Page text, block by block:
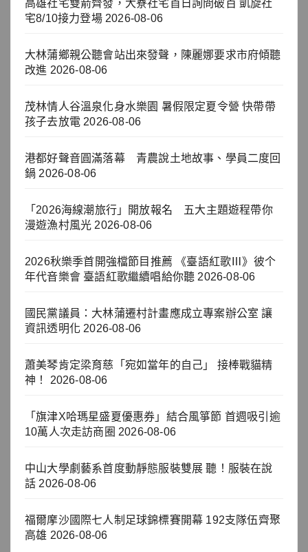
高雄社宅雙箭齊發，大寮社宅首日詢問破百 凱旋社
宅8/10接力登場 2026-08-06
大林蒲鄉親公聽會站出來發聲，陳麗娜要求市府傾聽
改進 2026-08-06
茂林情人谷溫泉化身水樂園 暑假限定夏令營 快帶帶
孩子去放電 2026-08-06
港都好聲音圓滿落幕 青農說土地故事、學員二度回
鍋 2026-08-06
「2026海線潮旅行」開放報名 五大主題遊程帶你
漫遊漁村風光 2026-08-06
2026秋樂季首開強檔節目推薦 《臺語紅歌Ⅲ》彼个
年代音樂會 臺語紅歌繼續唱給你聽 2026-08-06
國民黨議員：大林蒲遷村計畫應成立專案辦公室 讓
資訊透明化 2026-08-06
蕭美琴肯定梁育慈「宛如當年的自己」 接棒戰貓精
神！
2026-08-06
「旗津X哈瑪星盛夏優惠券」結合風箏節 首週吸引逾
10萬人次走訪商圈 2026-08-06
中山大學劇藝系首度動靜態服裝雙展 聽！服裝在說
話 2026-08-06
福爾摩沙國際七人制足球錦標賽開幕 192支隊伍齊聚
高雄 2026-08-06